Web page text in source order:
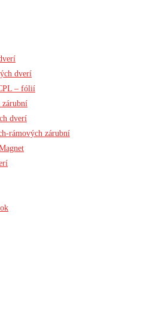
dverí
– fólií
zárubní
dverí
rámových zárubní